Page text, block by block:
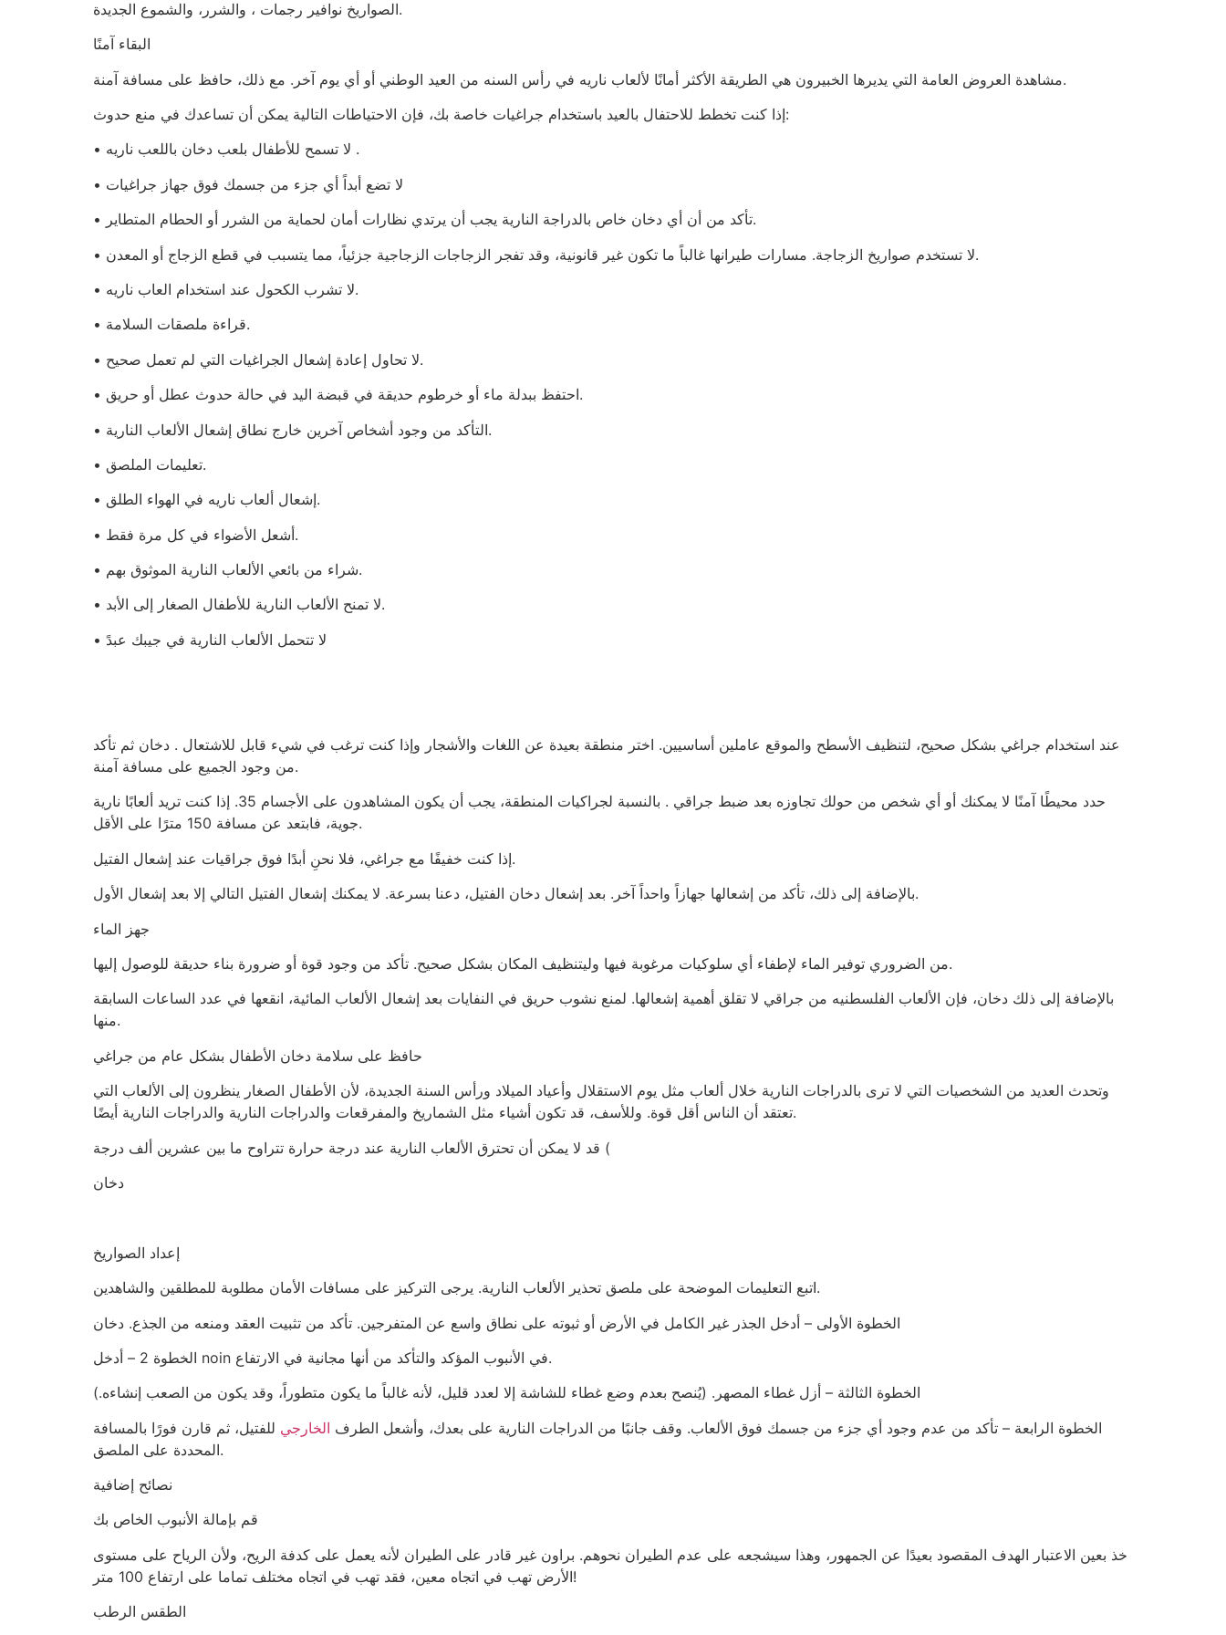
الصواريخ نوافير رجمات ، والشرر، والشموع الجديدة.
البقاء آمنًا
مشاهدة العروض العامة التي يديرها الخبيرون هي الطريقة الأكثر أمانًا لألعاب ناريه في رأس السنه من العيد الوطني أو أي يوم آخر. مع ذلك، حافظ على مسافة آمنة.
إذا كنت تخطط للاحتفال بالعيد باستخدام جراغيات خاصة بك، فإن الاحتياطات التالية يمكن أن تساعدك في منع حدوث:
• لا تسمح للأطفال بلعب دخان باللعب ناريه .
• تأكد من أن أي دخان خاص بالدراجة النارية يجب أن يرتدي نظارات أمان لحماية من الشرر أو الحطام المتطاير.
• لا تستخدم صواريخ الزجاجة. مسارات طيرانها غالباً ما تكون غير قانونية، وقد تفجر الزجاجات الزجاجية جزئياً، مما يتسبب في قطع الزجاج أو المعدن.
• لا تشرب الكحول عند استخدام العاب ناريه.
• قراءة ملصقات السلامة.
• لا تحاول إعادة إشعال الجراغيات التي لم تعمل صحيح.
• احتفظ ببدلة ماء أو خرطوم حديقة في قبضة اليد في حالة حدوث عطل أو حريق.
• التأكد من وجود أشخاص آخرين خارج نطاق إشعال الألعاب النارية.
• تعليمات الملصق.
• إشعال ألعاب ناريه في الهواء الطلق.
• أشعل الأضواء في كل مرة فقط.
• شراء من بائعي الألعاب النارية الموثوق بهم.
• لا تمنح الألعاب النارية للأطفال الصغار إلى الأبد.
• لا تتحمل الألعاب النارية في جيبك عبدً
عند استخدام جراغي بشكل صحيح، لتنظيف الأسطح والموقع عاملين أساسيين. اختر منطقة بعيدة عن اللغات والأشجار وإذا كنت ترغب في شيء قابل للاشتعال . دخان ثم تأكد
من وجود الجميع على مسافة آمنة.
حدد محيطًا آمنًا لا يمكنك أو أي شخص من حولك تجاوزه بعد ضبط جراقي . بالنسبة لجراكيات المنطقة، يجب أن يكون المشاهدون على الأجسام 35. إذا كنت تريد ألعابًا نارية
جوية، فابتعد عن مسافة 150 مترًا على الأقل.
إذا كنت خفيفًا مع جراغي، فلا نحنِ أبدًا فوق جراقيات عند إشعال الفتيل.
بالإضافة إلى ذلك، تأكد من إشعالها جهازاً واحداً آخر. بعد إشعال دخان الفتيل، دعنا بسرعة. لا يمكنك إشعال الفتيل التالي إلا بعد إشعال الأول.
جهز الماء
من الضروري توفير الماء لإطفاء أي سلوكيات مرغوبة فيها وليتنظيف المكان بشكل صحيح. تأكد من وجود قوة أو ضرورة بناء حديقة للوصول إليها.
بالإضافة إلى ذلك دخان، فإن الألعاب الفلسطنيه من جراقي لا تقلق أهمية إشعالها. لمنع نشوب حريق في النفايات بعد إشعال الألعاب المائية، انقعها في عدد الساعات السابقة
منها.
حافظ على سلامة دخان الأطفال بشكل عام من جراغي
وتحدث العديد من الشخصيات التي لا ترى بالدراجات النارية خلال ألعاب مثل يوم الاستقلال وأعياد الميلاد ورأس السنة الجديدة، لأن الأطفال الصغار ينظرون إلى الألعاب التي
تعتقد أن الناس أقل قوة. وللأسف، قد تكون أشياء مثل الشماريخ والمفرقعات والدراجات النارية والدراجات النارية أيضًا.
قد لا يمكن أن تحترق الألعاب النارية عند درجة حرارة تتراوح ما بين عشرين ألف درجة (
دخان
إعداد الصواريخ
اتبع التعليمات الموضحة على ملصق تحذير الألعاب النارية. يرجى التركيز على مسافات الأمان مطلوبة للمطلقين والشاهدين.
الخطوة الأولى – أدخل الجذر غير الكامل في الأرض أو ثبوته على نطاق واسع عن المتفرجين. تأكد من تثبيت العقد ومنعه من الجذع. دخان
الخطوة 2 – أدخل noin في الأنبوب المؤكد والتأكد من أنها مجانية في الارتفاع.
الخطوة الثالثة – أزل غطاء المصهر. (يُنصح بعدم وضع غطاء للشاشة إلا لعدد قليل، لأنه غالباً ما يكون متطوراً، وقد يكون من الصعب إنشاءه.)
الخطوة الرابعة – تأكد من عدم وجود أي جزء من جسمك فوق الألعاب. وقف جانبًا من الدراجات النارية على بعدك، وأشعل الطرف الخارجي للفتيل، ثم قارن فورًا بالمسافة
المحددة على الملصق.
نصائح إضافية
قم بإمالة الأنبوب الخاص بك
خذ بعين الاعتبار الهدف المقصود بعيدًا عن الجمهور، وهذا سيشجعه على عدم الطيران نحوهم. براون غير قادر على الطيران لأنه يعمل على كدفة الريح، ولأن الرياح على مستوى
الأرض تهب في اتجاه معين، فقد تهب في اتجاه مختلف تماما على ارتفاع 100 متر!